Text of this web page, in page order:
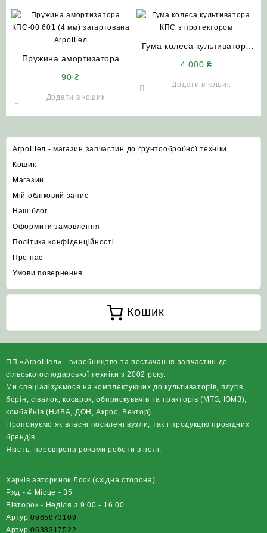
Пружина амортизатора
90₴
Додати в кошик
Гума колеса культиватора
4 000₴
Додати в кошик
АгроШел - магазин запчастин до ґрунтообробної техніки
Кошик
Магазин
Мій обліковий запис
Наш блог
Оформити замовлення
Політика конфіденційності
Про нас
Умови повернення
Кошик
ПП «АгроШел» - виробництво та постачання запчастин до
сільськогосподарської техніки з 2002 року.
Ми спеціалізуємося на комплектуючих до культиваторів, плугів,
борін, сівалок, косарок, обприскувачів та тракторів (МТЗ, ЮМЗ),
комбайнів (НИВА, ДОН, Акрос, Вектор).
Пропонуємо як власні посилені вузли, так і продукцію провідних
брендів.
Якість, перевірена роками роботи в полі.
Харків авторинок Лоск (східна сторона)
Ряд - 4 Місце - 35
Вівторок - Неділя з 9.00 - 16.00
Артур0965873109
Артур0638317522